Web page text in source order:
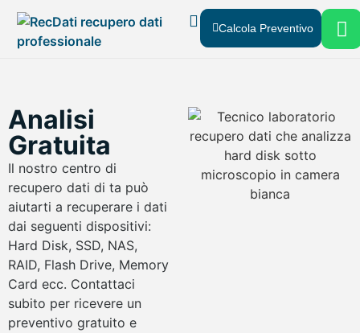
Calcola Preventivo
Analisi
Gratuita
Il nostro centro di
recupero dati di ta può
aiutarti a recuperare i dati
dai seguenti dispositivi:
Hard Disk, SSD, NAS,
RAID, Flash Drive, Memory
Card ecc. Contattaci
subito per ricevere un
preventivo gratuito e